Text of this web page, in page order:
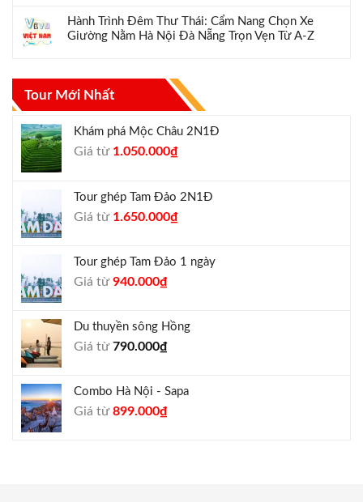
Hành Trình Đêm Thư Thái: Cẩm Nang Chọn Xe
Giường Nằm Hà Nội Đà Nẵng Trọn Vẹn Từ A-Z
Tour Mới Nhất
Khám phá Mộc Châu 2N1Đ
Giá từ Giá
1.300.000₫.
1.050.000₫Giá
là:
Tour ghép Tam Đảo 2N1Đ
Giá từ Giá
1.800.000₫.
1.650.000₫Giá
là:
Tour ghép Tam Đảo 1 ngày
Giá từGiá
1.000.000₫.
940.000₫Giá
là:
Du thuyền sông Hồng
Giá từ790.000₫
Combo Hà Nội - Sapa
Giá từGiá
899.000₫Giá